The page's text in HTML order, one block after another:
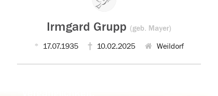
Irmgard Grupp (geb. Mayer)
17.07.1935 10.02.2025 Weildorf